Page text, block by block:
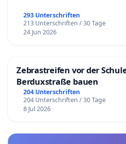
293 Unterschriften
213 Unterschriften / 30 Tage
24 Jun 2026
Zebrastreifen vor der
Berduxstraße bauen
204 Unterschriften
204 Unterschriften / 30 Tage
8 Jul 2026